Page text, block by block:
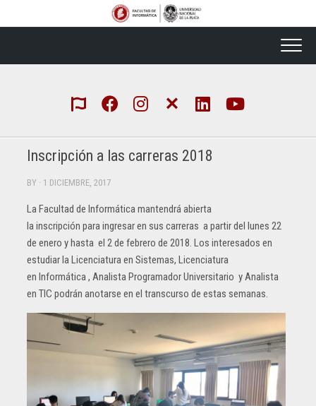
Inscripción a las carreras 2018
BY · 1 DICIEMBRE, 2017
La Facultad de Informáticamantendrá abierta
lainscripción para ingresar en sus carreras a partir del lunes 22
de enero y hasta el 2 de febrero de 2018. Los interesados en
estudiar la Licenciatura en Sistemas, Licenciatura
en Informática, Analista Programador Universitario y Analista
en TIC podrán anotarse en el transcurso de estas semanas.